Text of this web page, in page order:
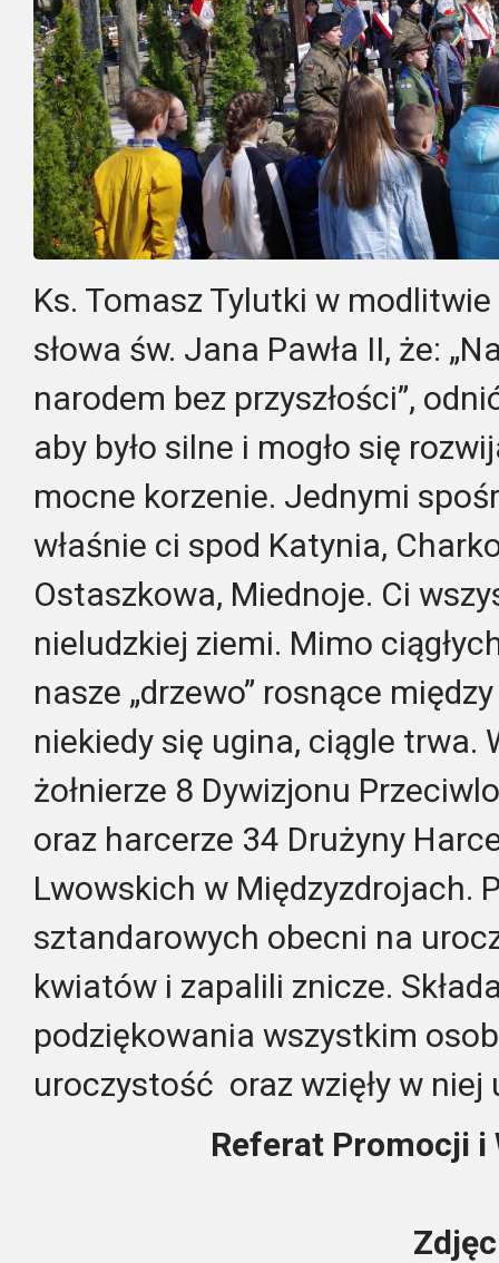
Ks. Tomasz Tylutki w
słowa św. Jana Pawła II, że:
narodem bez przyszłości”,
aby było silne i mogło się
mocne korzenie. Jednymi
właśnie ci spod Katynia,
Ostaszkowa, Miednoje. Ci
nieludzkiej ziemi. Mimo
nasze „drzewo” rosnące
niekiedy się ugina, ciągle trwa.
żołnierze 8 Dywizjonu
oraz harcerze 34 Drużyny
Lwowskich w Międzyzdrojach.
sztandarowych obecni na
kwiatów i zapalili znicze.
podziękowania wszystkim
uroczystość oraz wzięły w niej
Referat Promocji i